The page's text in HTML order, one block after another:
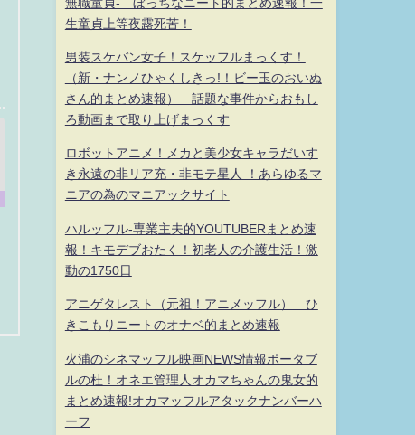
生童貞上等夜露死苦！
男装スケバン女子！スケッフルまっくす！
（新・ナンノひゃくしきっ!！ビー玉のおいぬ
さん的まとめ速報） 話題な事件からおもし
ろ動画まで取り上げまっくす
ロボットアニメ！メカと美少女キャラだいす
き永遠の非リア充・非モテ星人 ！あらゆるマ
ニアの為のマニアックサイト
ハルッフル-専業主夫的YOUTUBERまとめ速
報！キモデブおたく！初老人の介護生活！激
動の1750日
アニゲタレスト（元祖！アニメッフル） ひ
きこもりニートのオナベ的まとめ速報
火浦のシネマッフル映画NEWS情報ポータブ
ルの杜！オネエ管理人オカマちゃんの鬼女的
まとめ速報!オカマッフルアタックナンバーハ
ーフ